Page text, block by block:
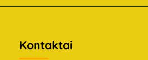
Kontaktai